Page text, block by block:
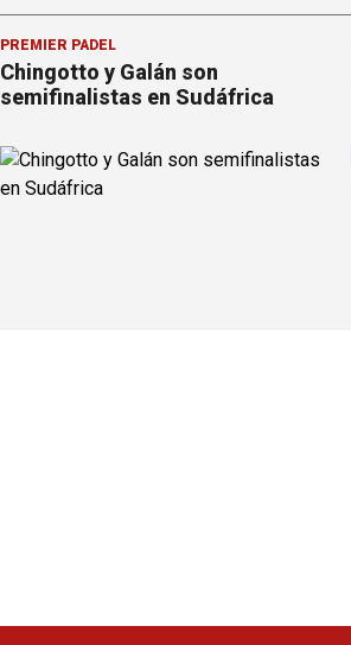
PREMIER PÁDEL
Chingotto y Galán son
semifinalistas en Sudáfrica